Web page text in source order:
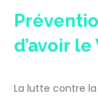
d’avoir le
La lutte contre